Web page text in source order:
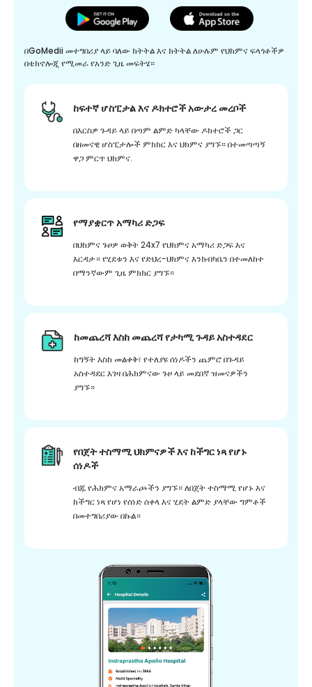
በGoMedii መተግበሪያ ላይ ባለው ክትትል እና ክትትል ለሁሉም የህክምና ፍላጎቶችዎ
በቴክኖሎጂ የሚመራ የአንድ ጊዜ መፍትሄ።
ከፍተኛ ሆስፒታል እና ዶክተሮች አውታረ መረቦች
በእርስዎ ጉዳይ ላይ በጣም ልምድ ካላቸው ዶክተሮች ጋር
በዘመናዊ ሆስፒታሎች ምክክር እና ህክምና ያግኙ። በተመጣጣኝ
ዋጋ ምርጥ ህክምና.
የማያቋርጥ አማካሪ ድጋፍ
በህክምና ጉዞዎ ወቅት 24x7 የህክምና አማካሪ ድጋፍ እና
እርዳታ። የሂደቱን እና የድህረ-ህክምና እንክብካቤን በተመለከተ
በማንኛውም ጊዜ ምክክር ያግኙ።
ከመጨረሻ እስከ መጨረሻ የታካሚ ጉዳይ አስተዳደር
ከግኝት እስከ መልቀቅ፣ የተለያዩ ሰነዶችን ጨምሮ በጉዳይ
አስተዳደር እገዛ በሕክምናው ጉዞ ላይ መደበኛ ዝመናዎችን
ያግኙ።
የበጀት ተስማሚ ህክምናዎች እና ከችግር ነጻ የሆኑ
ሰነዶች
ብጁ የሕክምና አማራጮችን ያግኙ። ለበጀት ተስማሚ የሆኑ እና
ከችግር ነጻ የሆነ የሰነድ ሰቀላ እና ሂደት ልምድ ያላቸው ግምቶች
በመተግበሪያው በኩል።